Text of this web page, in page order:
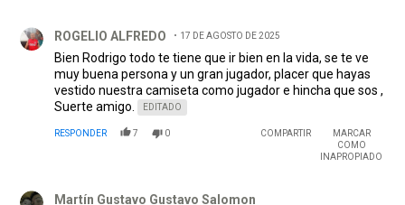
ROGELIO ALFREDO 17 DE AGOSTO DE 2025
Bien Rodrigo todo te tiene que ir bien en la vida, se te ve
muy buena persona y un gran jugador, placer que hayas
vestido nuestra camiseta como jugador e hincha que sos ,
Suerte amigo.
EDITADO
RESPONDER 7 0 COMPARTIR
MARCAR
COMO
INAPROPIADO
Martín Gustavo Gustavo Salomon